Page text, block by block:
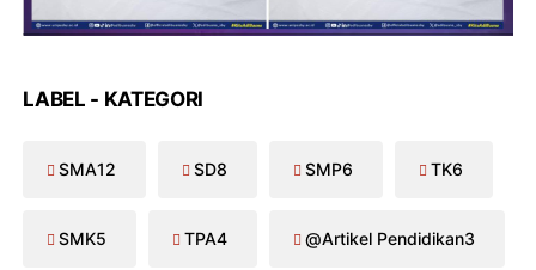
LABEL - KATEGORI
SMA12 SD8 SMP6 TK6
SMK5 TPA4 @Artikel Pendidikan3